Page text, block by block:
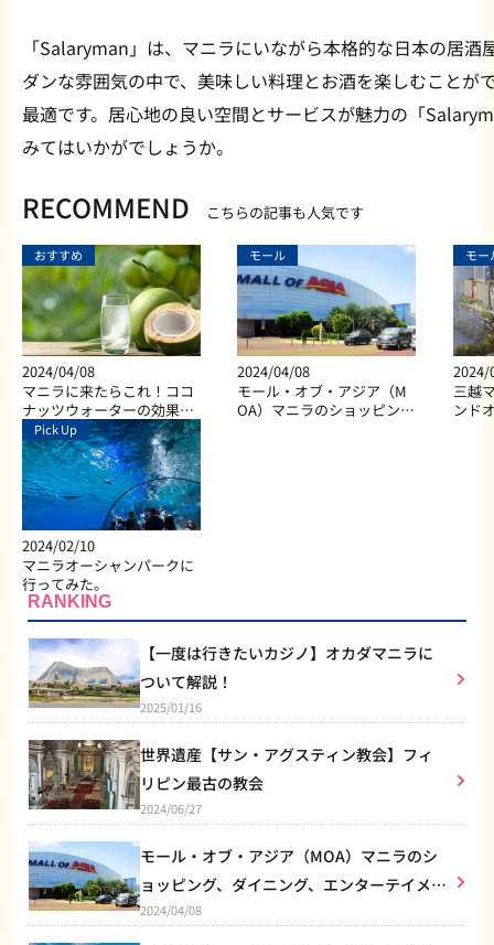
「Salaryman」は、マニラにいながら本格的な日本の居
ダンな雰囲気の中で、美味しい料理とお酒を楽しむことが
最適です。居心地の良い空間とサービスが魅力の「
みてはいかがでしょうか。
RECOMMEND こちらの記事も人気です
おすすめ
2024/04/08
マニラに来たらこれ！ココ
ナッツウォーターの効果と
は？
モール
2024/04/08
モール・オブ・アジア（M
OA）マニラのショッピン
モー
2024/
三越
ンド
Pick Up
2024/02/10
マニラオーシャンパークに
行ってみた。
RANKING
【一度は行きたいカジノ】オカダマニラに
ついて解説！
2025/01/16
世界遺産【サン・アグスティン教会】フィ
リピン最古の教会
2024/06/27
モール・オブ・アジア（MOA）マニラのシ
ョッピング、ダイニング、エンターテイメン
トなど総合施設
2024/04/08